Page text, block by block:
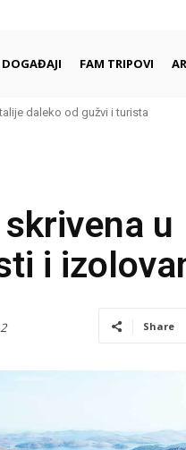
DOGAĐAJI FAM TRIPOVI
Grci započinju i završavaju dan
daleko od gužvi i turista
u
i
Share